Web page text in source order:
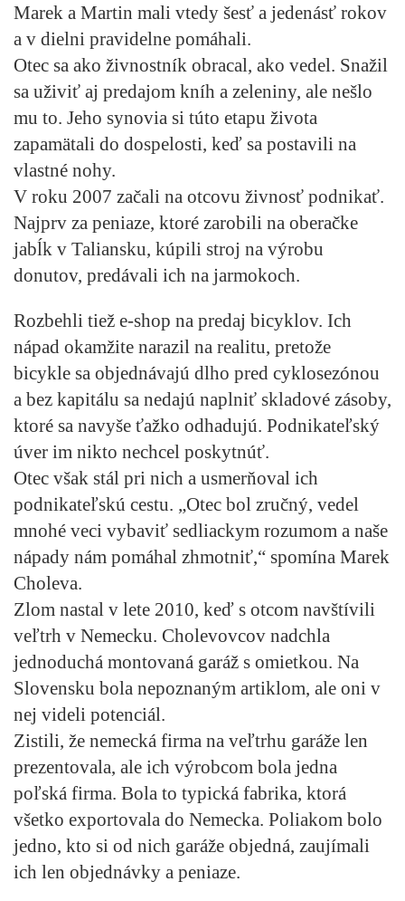
Marek a Martin mali vtedy šesť a jedenásť rokov
a v dielni pravidelne pomáhali.
Otec sa ako živnostník obracal, ako vedel. Snažil
sa uživiť aj predajom kníh a zeleniny, ale nešlo
mu to. Jeho synovia si túto etapu života
zapamätali do dospelosti, keď sa postavili na
vlastné nohy.
V roku 2007 začali na otcovu živnosť podnikať.
Najprv za peniaze, ktoré zarobili na oberačke
jabĺk v Taliansku, kúpili stroj na výrobu
donutov, predávali ich na jarmokoch.
Rozbehli tiež e-shop na predaj bicyklov. Ich
nápad okamžite narazil na realitu, pretože
bicykle sa objednávajú dlho pred cyklosezónou
a bez kapitálu sa nedajú naplniť skladové zásoby,
ktoré sa navyše ťažko odhadujú. Podnikateľský
úver im nikto nechcel poskytnúť.
Otec však stál pri nich a usmerňoval ich
podnikateľskú cestu. „Otec bol zručný, vedel
mnohé veci vybaviť sedliackym rozumom a naše
nápady nám pomáhal zhmotniť,“ spomína Marek
Choleva.
Zlom nastal v lete 2010, keď s otcom navštívili
veľtrh v Nemecku. Cholevovcov nadchla
jednoduchá montovaná garáž s omietkou. Na
Slovensku bola nepoznaným artiklom, ale oni v
nej videli potenciál.
Zistili, že nemecká firma na veľtrhu garáže len
prezentovala, ale ich výrobcom bola jedna
poľská firma. Bola to typická fabrika, ktorá
všetko exportovala do Nemecka. Poliakom bolo
jedno, kto si od nich garáže objedná, zaujímali
ich len objednávky a peniaze.